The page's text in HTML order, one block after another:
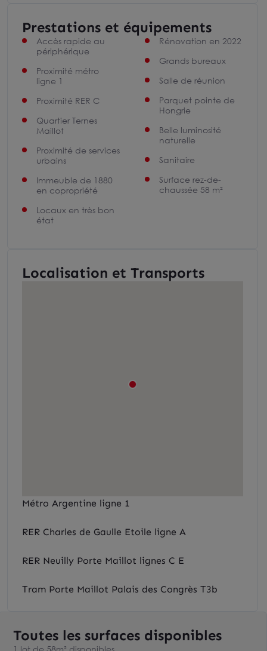
Prestations et équipements
Accès rapide au
périphérique
Proximité métro
ligne 1
Proximité RER C
Quartier Ternes
Maillot
Proximité de services
urbains
Immeuble de 1880
en copropriété
Locaux en très bon
état
Rénovation en 2022
Grands bureaux
Salle de réunion
Parquet pointe de
Hongrie
Belle luminosité
naturelle
Sanitaire
Surface rez-de-
chaussée 58 m²
Localisation et Transports
Métro Argentine ligne 1
RER Charles de Gaulle Etoile ligne A
RER Neuilly Porte Maillot lignes C E
Tram Porte Maillot Palais des Congrès T3b
Toutes les surfaces disponibles
1 lot de 58m² disponibles